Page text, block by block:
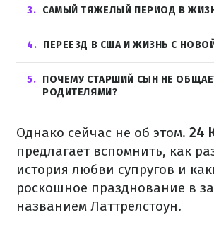
3 САМЫЙ ТЯЖЕЛЫЙ ПЕРИОД В
4 ПЕРЕЕЗД В США И ЖИЗНЬ С
5
ПОЧЕМУ СТАРШИЙ СЫН НЕ
РОДИТЕЛЯМИ?
Однако сейчас не об этом. 24
предлагает вспомнить, как
история любви супругов и
роскошное празднование в
названием Латтрелстоун.